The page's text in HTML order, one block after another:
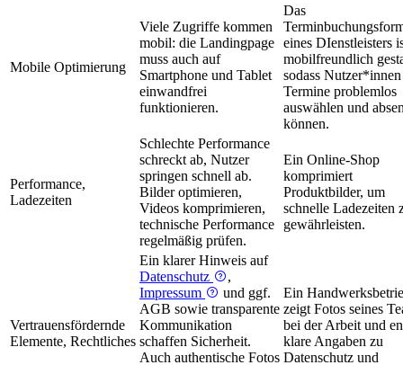
Mobile Optimierung
Viele Zugriffe kommen
mobil: die Landingpage
muss auch auf
Smartphone und Tablet
einwandfrei
funktionieren.
Das
eines DIenstleisters
mobilfreundlich
sodass Nutzer*innen
Termine problemlos
auswählen und
können.
Performance,
Ladezeiten
Schlechte Performance
schreckt ab, Nutzer
springen schnell ab.
Bilder optimieren,
Videos komprimieren,
technische Performance
regelmäßig prüfen.
Ein Online-Shop
komprimiert
Produktbilder, um
schnelle Ladezeiten
gewährleisten.
Vertrauensfördernde
Elemente, Rechtliches
Ein klarer Hinweis auf
Datenschutz
,
Impressum
und ggf.
AGB sowie transparente
Kommunikation
schaffen Sicherheit.
Auch authentische Fotos
Ein
zeigt Fotos seines
bei der Arbeit und
klare Angaben zu
Datenschutz und